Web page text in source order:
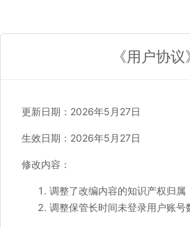
《用户协议
更新日期：2026年5月27日
生效日期：2026年5月27日
修改内容：
调整了改编内容的知识产权归属
调整保管长时间未登录用户账号